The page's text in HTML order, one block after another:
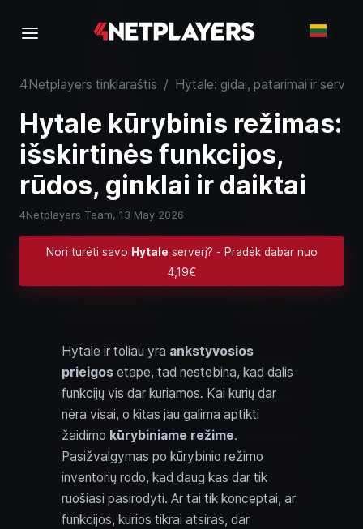
4Netplayers tinklaraštis / Hytale: gidai, patarimai ir
Hytale kūrybinis režimas:
išskirtinės funkcijos,
rūdos, ginklai ir daiktai
4Netplayers Team, 13 May 2026
Nori turėti savo Hytale serverį? - Pradėk dabar nuo
4,19€
Hytale ir toliau yra ankstyvosios
prieigos etape, tad nestebina, kad dalis
funkcijų vis dar kuriamos. Kai kurių dar
nėra visai, o kitas jau galima aptikti
žaidimo kūrybiniame režime.
Pasižvalgymas po kūrybinio režimo
inventorių rodo, kad daug kas dar tik
ruošiasi pasirodyti. Ar tai tik konceptai, ar
funkcijos, kurios tikrai atsiras, dar